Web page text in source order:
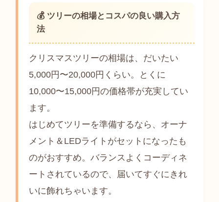
💰 ツリーの相場とコスパの良い購入方
法
クリスマスツリーの相場は、だいたい
5,000円〜20,000円くらい。とくに
10,000〜15,000円の価格帯が充実してい
ます。
はじめてツリーを準備するなら、オーナ
メント＆LEDライトがセットになったも
のがおすすめ。バランスよくコーディネ
ートされているので、届いてすぐにきれ
いに飾れちゃいます。